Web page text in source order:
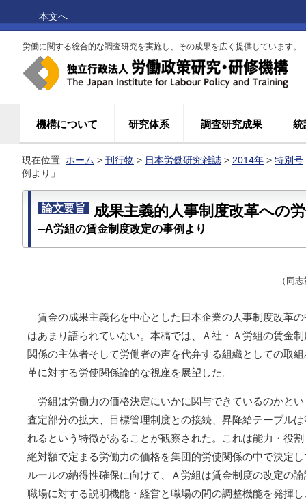
本文へ
労働に関する総合的な調査研究を実施し、その成果を広く提供しています。
機構について 研究体系 調査研究成果 統
現在位置: ホーム > 刊行物 > 日本労働研究雑誌 > 2014年 > 特別号
例より」
論文要旨 成果主義的人事制度改革への
─A労組の賃金制度改定の事例より
（同
賃金の成果主義化を中心とした日本企業の人事制度改革
はあまり語られていない。本稿では、Ａ社・Ａ労組の賃金
関係の主体者そして労働者の声を代弁する組織としての取
革に対する労使関係論的な視座を展望した。
労組は労働力の価格決定にいかに関与できているのかと
査定部分の拡大、目標管理制度との接続、昇降給テーブル
れるという特徴があることが観察された。これは能力・役
絶対額で定まる労働力の価格を集団的労使関係の中で決定
ルールの納得性確保に向けて、Ａ労組は賃金制度の改定の
職場に対する説明機能・経営と職場の間の調整機能を発揮